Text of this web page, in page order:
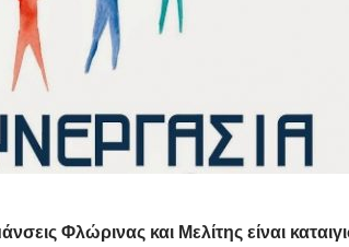
Φλώρινας και Μελίτης είναι